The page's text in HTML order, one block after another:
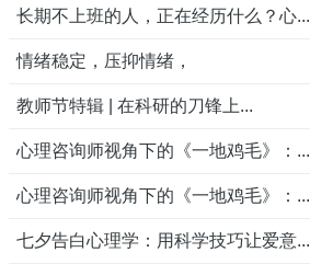
长期不上班的人，正在经历什么？心...
情绪稳定，压抑情绪，
教师节特辑 | 在科研的刀锋上...
心理咨询师视角下的《一地鸡毛》：...
心理咨询师视角下的《一地鸡毛》：...
七夕告白心理学：用科学技巧让爱意...